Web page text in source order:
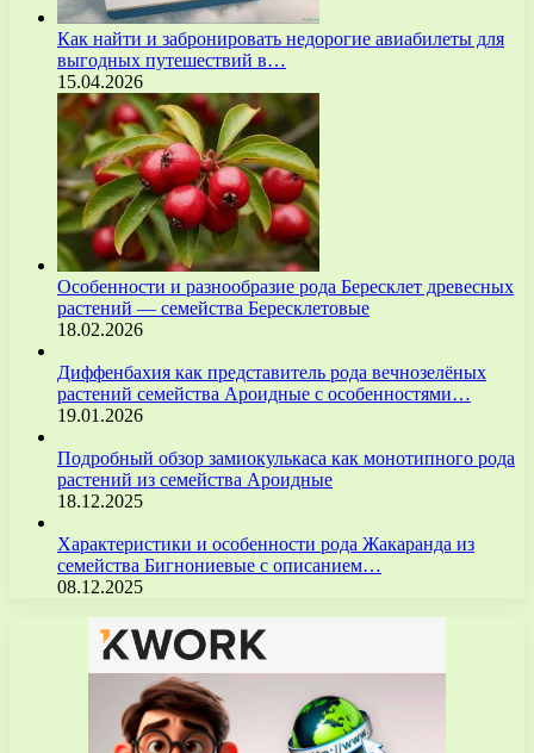
Как найти и забронировать недорогие авиабилеты для
выгодных путешествий в…
15.04.2026
Особенности и разнообразие рода Бересклет древесных
растений — семейства Бересклетовые
18.02.2026
Диффенбахия как представитель рода вечнозелёных
растений семейства Ароидные с особенностями…
19.01.2026
Подробный обзор замиокулькаса как монотипного рода
растений из семейства Ароидные
18.12.2025
Характеристики и особенности рода Жакаранда из
семейства Бигнониевые с описанием…
08.12.2025